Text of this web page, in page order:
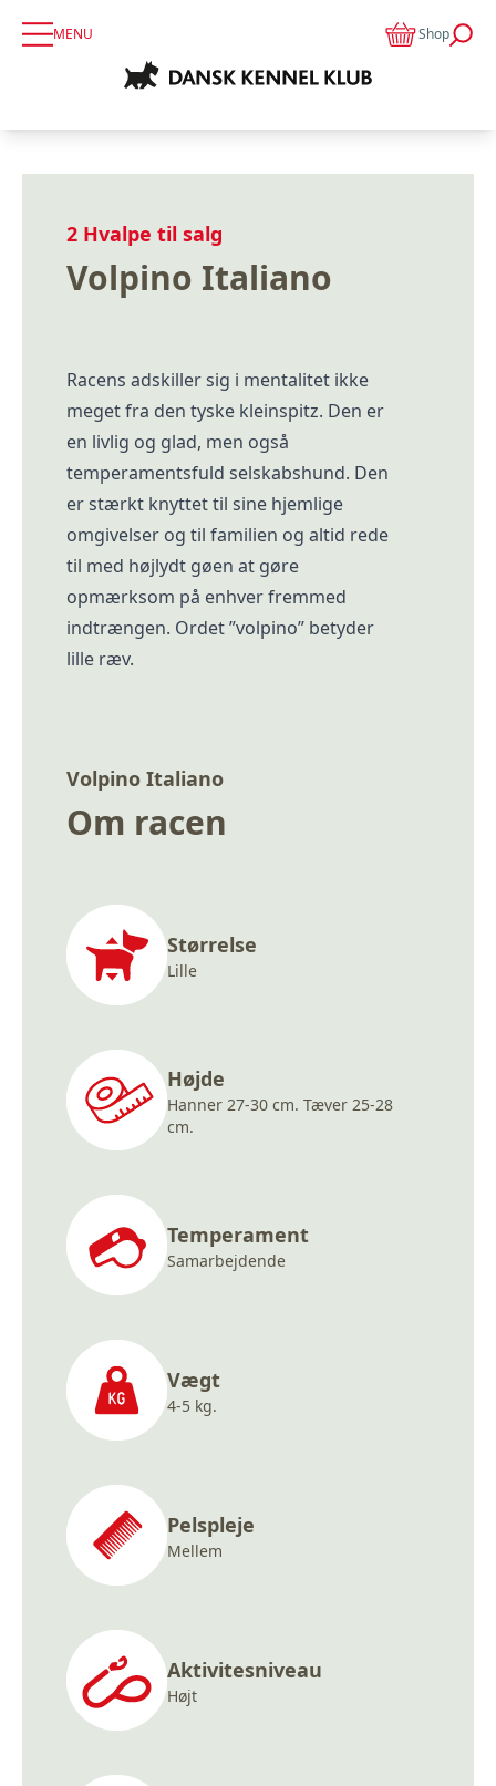
MENU Shop
2 Hvalpe til salg
Volpino Italiano
Racens adskiller sig i mentalitet ikke
meget fra den tyske kleinspitz. Den er
en livlig og glad, men også
temperamentsfuld selskabshund. Den
er stærkt knyttet til sine hjemlige
omgivelser og til familien og altid rede
til med højlydt gøen at gøre
opmærksom på enhver fremmed
indtrængen. Ordet ”volpino” betyder
lille ræv.
Volpino Italiano
Om racen
Størrelse
Lille
Højde
Hanner 27-30 cm. Tæver 25-28
cm.
Temperament
Samarbejdende
Vægt
4-5 kg.
Pelspleje
Mellem
Aktivitesniveau
Højt